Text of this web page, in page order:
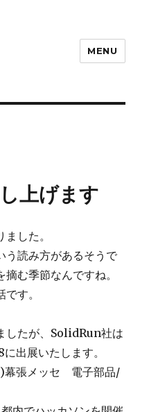
MENU
上げます
した。
う読み方があるそうで
む季節なんですね。
す。
したが、SolidRun社は
出展いたします。
)幕張メッセ 電子部品/